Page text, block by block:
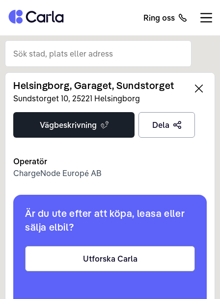
Tillbaka till startsidan Ring oss
Left
Helsingborg, Garaget, Sundstorget
Sundstorget 10, 25221 Helsingborg
Vägbeskrivning Dela
Operatör
ChargeNode Europé AB
Är du ute efter att köpa, leasa eller
sälja elbil?
Utforska Carla